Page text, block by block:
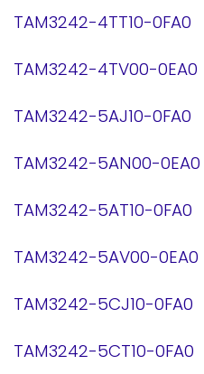
TAM3242-4TT10-0FA0
TAM3242-4TV00-0EA0
TAM3242-5AJ10-0FA0
TAM3242-5AN00-0EA0
TAM3242-5AT10-0FA0
TAM3242-5AV00-0EA0
TAM3242-5CJ10-0FA0
TAM3242-5CT10-0FA0